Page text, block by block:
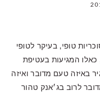
טופי, בעיקר לטופי
כאלו המגיעות בעטיפת
באיזה טעם מדובר ואיזה
לרוב בג׳אנק טהור